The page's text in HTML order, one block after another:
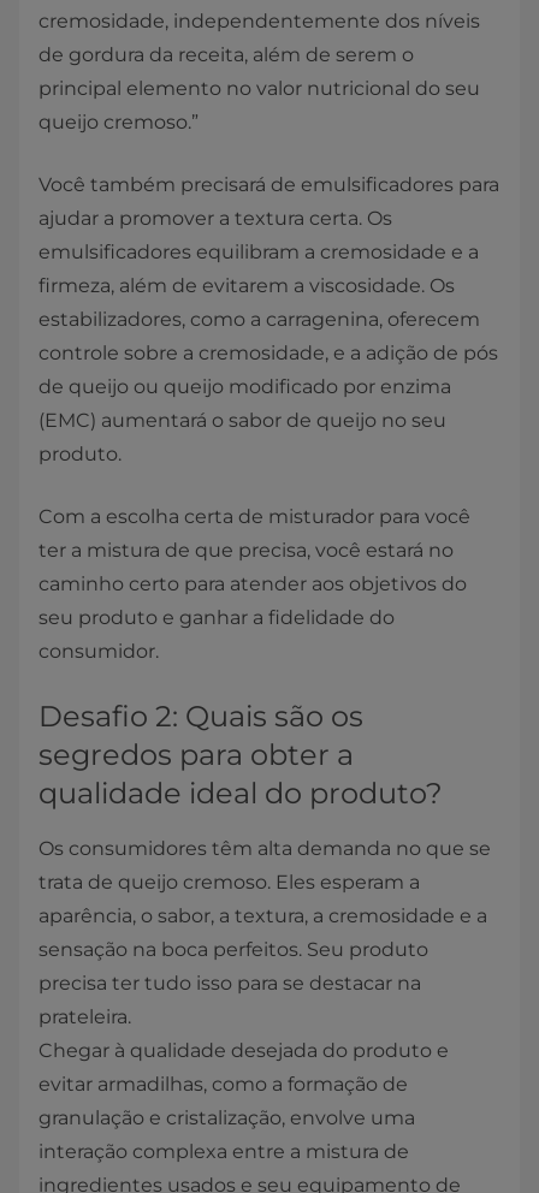
cremosidade, independentemente dos níveis
de gordura da receita, além de serem o
principal elemento no valor nutricional do seu
queijo cremoso.”
Você também precisará de emulsificadores para
ajudar a promover a textura certa. Os
emulsificadores equilibram a cremosidade e a
firmeza, além de evitarem a viscosidade. Os
estabilizadores, como a carragenina, oferecem
controle sobre a cremosidade, e a adição de pós
de queijo ou queijo modificado por enzima
(EMC) aumentará o sabor de queijo no seu
produto.
Com a escolha certa de misturador para você
ter a mistura de que precisa, você estará no
caminho certo para atender aos objetivos do
seu produto e ganhar a fidelidade do
consumidor.
Desafio 2: Quais são os
segredos para obter a
qualidade ideal do produto?
Os consumidores têm alta demanda no que se
trata de queijo cremoso. Eles esperam a
aparência, o sabor, a textura, a cremosidade e a
sensação na boca perfeitos. Seu produto
precisa ter tudo isso para se destacar na
prateleira.
Chegar à qualidade desejada do produto e
evitar armadilhas, como a formação de
granulação e cristalização, envolve uma
interação complexa entre a mistura de
ingredientes usados e seu equipamento de